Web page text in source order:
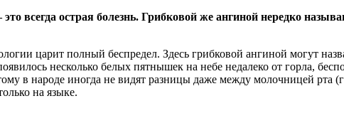
всегда острая болезнь. Грибковой же ангиной нередко
царит полный беспредел. Здесь грибковой ангиной могут
несколько белых пятнышек на небе недалеко от горла,
в народе иногда не видят разницы даже между молочницей рта
на языке.